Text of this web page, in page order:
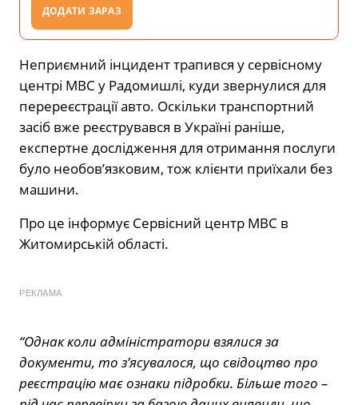
ДОДАТИ ЗАРАЗ
Неприємний інцидент трапився у сервісному
центрі МВС у Радомишлі, куди звернулися для
перереєстрації авто. Оскільки транспортний
засіб вже реєструвався в Україні раніше,
експертне дослідження для отримання послуги
було необов’язковим, тож клієнти приїхали без
машини.
Про це інформує Сервісний центр МВС в
Житомирській області.
РЕКЛАМА
“Однак коли адміністратори взялися за
документи, то з’ясувалося, що свідоцтво про
реєстрацію має ознаки підробки. Більше того –